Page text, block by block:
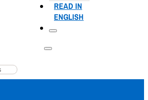
READ IN
ENGLISH